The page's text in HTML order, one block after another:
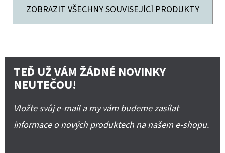
ZOBRAZIT VŠECHNY SOUVISEJÍCÍ PRODUKTY
TEĎ UŽ VÁM ŽÁDNÉ NOVINKY
NEUTEČOU!
Vložte svůj e-mail a my vám budeme zasílat
informace o nových produktech na našem e-shopu.